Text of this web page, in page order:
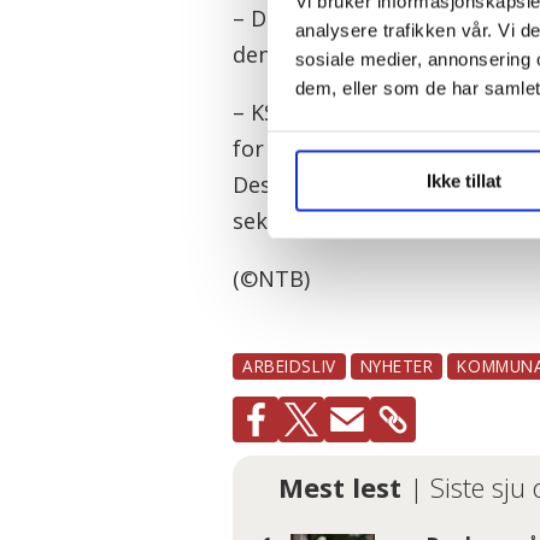
analysere trafikken vår. Vi
sosiale medier,
dem, eller som de har
Ikke tillat
– Det finnes ikke én løsning
den skal bli fin, sier hun og
– KS mener vi må skape en
for noen feilskjær. Det kan
Dessuten vil det ta tid, og
sektor er som å få et stort
(©NTB)
ARBEIDSLIV NYHETER
Mest lest | Siste sju